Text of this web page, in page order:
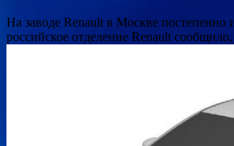
На заводе Renault в Москве постепенно
российское отделение Renault